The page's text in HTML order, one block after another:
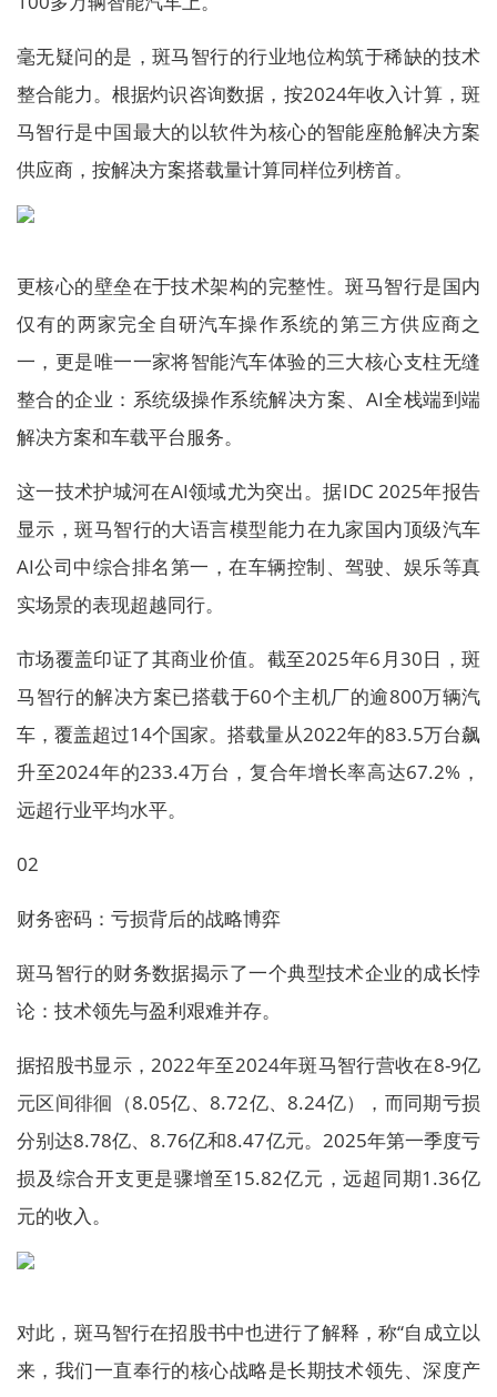
毫无疑问的是，斑马智行的行业地位构筑于稀缺的技术
整合能力。根据灼识咨询数据，按2024年收入计算，斑
马智行是中国最大的以软件为核心的智能座舱解决方案
供应商，按解决方案搭载量计算同样位列榜首。
更核心的壁垒在于技术架构的完整性。斑马智行是国内
仅有的两家完全自研汽车操作系统的第三方供应商之
一，更是唯一一家将智能汽车体验的三大核心支柱无缝
整合的企业：系统级操作系统解决方案、AI全栈端到端
解决方案和车载平台服务。
这一技术护城河在AI领域尤为突出。据IDC 2025年报告
显示，斑马智行的大语言模型能力在九家国内顶级汽车
AI公司中综合排名第一，在车辆控制、驾驶、娱乐等真
实场景的表现超越同行。
市场覆盖印证了其商业价值。截至2025年6月30日，斑
马智行的解决方案已搭载于60个主机厂的逾800万辆汽
车，覆盖超过14个国家。搭载量从2022年的83.5万台飙
升至2024年的233.4万台，复合年增长率高达67.2%，
远超行业平均水平。
02
财务密码：亏损背后的战略博弈
斑马智行的财务数据揭示了一个典型技术企业的成长悖
论：技术领先与盈利艰难并存。
据招股书显示，2022年至2024年斑马智行营收在8-9亿
元区间徘徊（8.05亿、8.72亿、8.24亿），而同期亏损
分别达8.78亿、8.76亿和8.47亿元。2025年第一季度亏
损及综合开支更是骤增至15.82亿元，远超同期1.36亿
元的收入。
对此，斑马智行在招股书中也进行了解释，称“自成立以
来，我们一直奉行的核心战略是长期技术领先、深度产